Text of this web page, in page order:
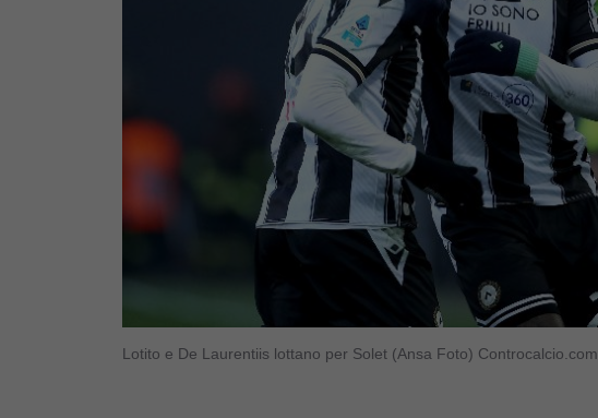
Lotito e De Laurentiis lottano per Solet (Ansa Foto) Controcalcio.com